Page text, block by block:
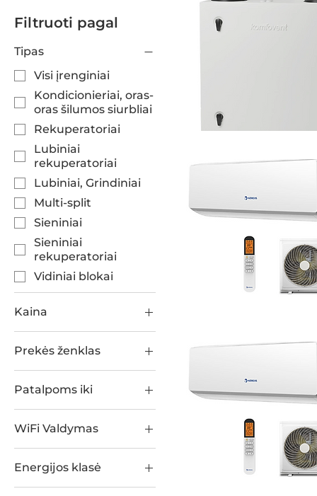
Filtruoti pagal
Tipas
Visi įrenginiai
Kondicionieriai, oras-
oras šilumos siurbliai
Rekuperatoriai
Lubiniai
rekuperatoriai
Lubiniai, Grindiniai
Multi-split
Sieniniai
Sieniniai
rekuperatoriai
Vidiniai blokai
Kaina
420 € 2 178 €
Prekės ženklas
AUX
Daikin
Komfovent
MDV
Samsung
Patalpoms iki
30 kv. metrų
40 kv. metrų
50 kv. metrų
60 kv. metrų
WiFi Valdymas
Taip
Energijos klasė
A